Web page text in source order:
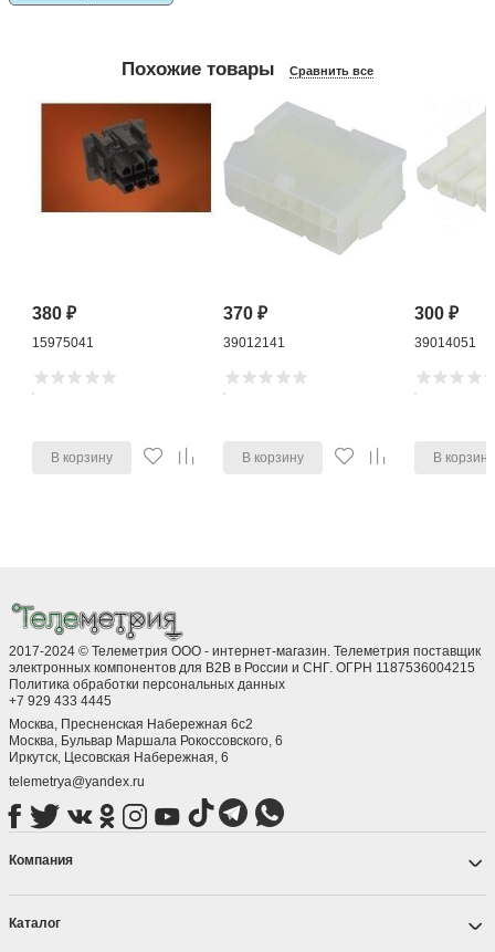
Похожие товары Сравнить все
380₽
15975041
В корзину
370₽
39012141
В корзину
300₽
39014051
В корзину
2017-2024 © Телеметрия ООО - интернет-магазин. Телеметрия поставщик
электронных компонентов для B2B в России и СНГ. ОГРН 1187536004215
Политика обработки персональных данных
+7 929 433 4445
Москва, Пресненская Набережная 6с2
Москва, ​Бульвар Маршала Рокоссовского, 6
Иркутск, ​Цесовская Набережная, 6
telemetrya@yandex.ru
Компания
Каталог